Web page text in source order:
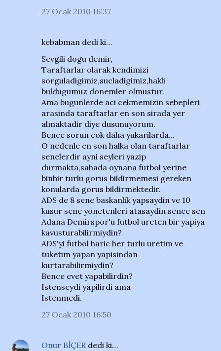
27 Ocak 2010 16:37
kebabman dedi ki…
Sevgili dogu demir,
Taraftarlar olarak kendimizi
sorguladigimiz,sucladigimiz,hakli
buldugumuz donemler olmustur.
Ama bugunlerde aci cekmemizin sebepleri
arasinda taraftarlar en son sirada yer
almaktadir diye dusunuyorum.
Bence sorun cok daha yukarilarda...
O nedenle en son halka olan taraftarlar
senelerdir ayni seyleri yazip
durmakta,sahada oynana futbol yerine
binbir turlu gorus bildirmemesi gereken
konularda gorus bildirmektedir.
ADS de 8 sene baskanlik yapsaydin ve 10
kusur sene yonetenleri atasaydin sence sen
Adana Demirspor'u futbol ureten bir yapiya
kavusturabilirmiydin?
ADS'yi futbol haric her turlu uretim ve
tuketim yapan yapisindan
kurtarabilirmiydin?
Bence evet yapabilirdin?
Istenseydi yapilirdi ama
Istenmedi.
27 Ocak 2010 16:50
Onur BİÇER dedi ki…